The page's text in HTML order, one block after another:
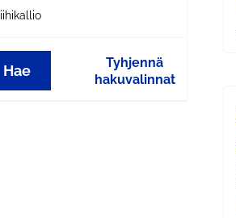
Riihikallio
Hae
Tyhjennä
hakuvalinnat